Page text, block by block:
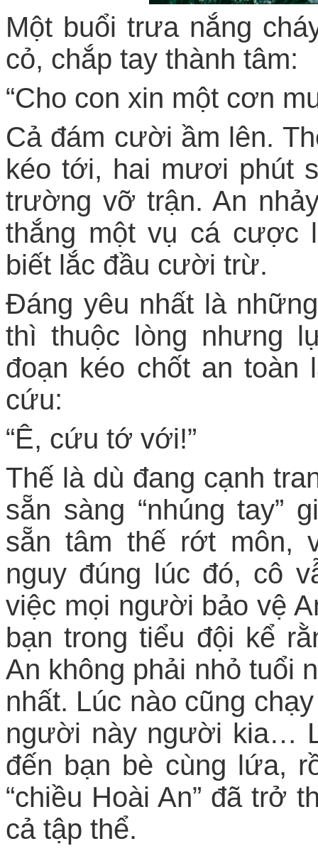
Một buổi trưa nắng
cỏ, chắp tay thành tâm:
“Cho con xin một cơn
Cả đám cười ầm lên.
kéo tới, hai mươi phút
trường vỡ trận. An
thắng một vụ cá cược
biết lắc đầu cười trừ.
Đáng yêu nhất là
thì thuộc lòng nhưng
đoạn kéo chốt an toàn
cứu:
“Ê, cứu tớ với!”
Thế là dù đang cạnh
sẵn sàng “nhúng tay”
sẵn tâm thế rớt môn,
nguy đúng lúc đó, cô
việc mọi người bảo vệ
bạn trong tiểu đội kể
An không phải nhỏ tuổi
nhất. Lúc nào cũng
người này người kia…
đến bạn bè cùng lứa,
“chiều Hoài An” đã trở
cả tập thể.